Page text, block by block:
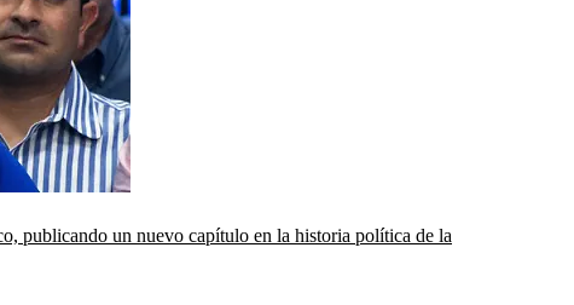
publicando un nuevo capítulo en la historia política de la